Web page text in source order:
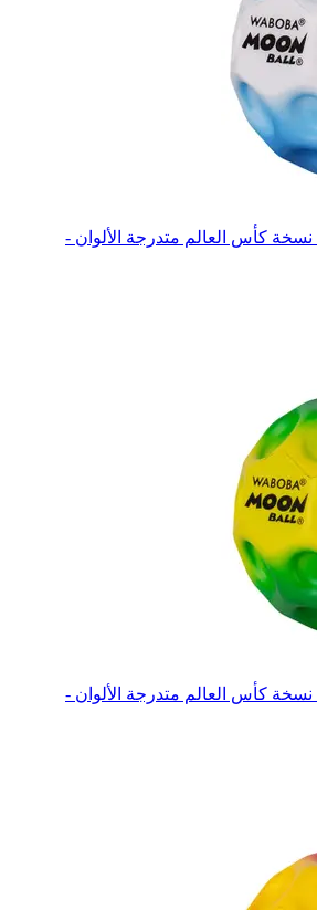
كأس العالم متدرجة الألوان -
كأس العالم متدرجة الألوان -